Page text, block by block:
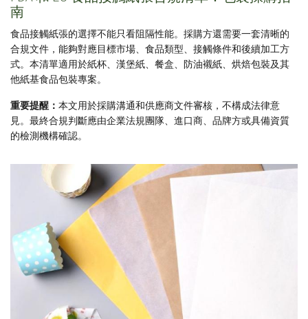
南
食品接觸紙張的選擇不能只看阻隔性能。採購方還需要一套清晰的
合規文件，能夠對應目標市場、食品類型、接觸條件和後續加工方
式。本清單適用於紙杯、漢堡紙、餐盒、防油襯紙、烘焙包裝及其
他紙基食品包裝專案。
重要提醒： 本文用於採購溝通和供應商文件審核，不構成法律意
見。最終合規判斷應由企業法規團隊、進口商、品牌方或具備資質
的檢測機構確認。